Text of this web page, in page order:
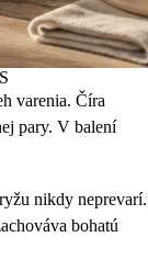
varenia. Číra
pary. V balení
nikdy neprevarí.
bohatú